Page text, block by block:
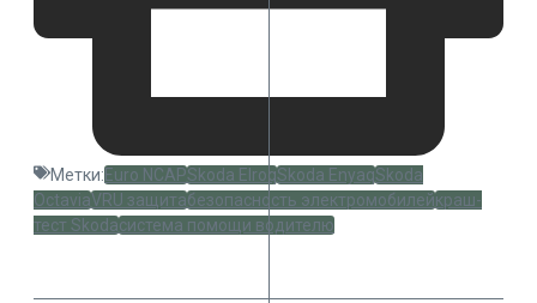
Метки:Euro NCAPSkoda ElroqSkoda EnyaqSkoda
OctaviaVRU защитабезопасность электромобилейкраш-
тест Skodaсистема помощи водителю